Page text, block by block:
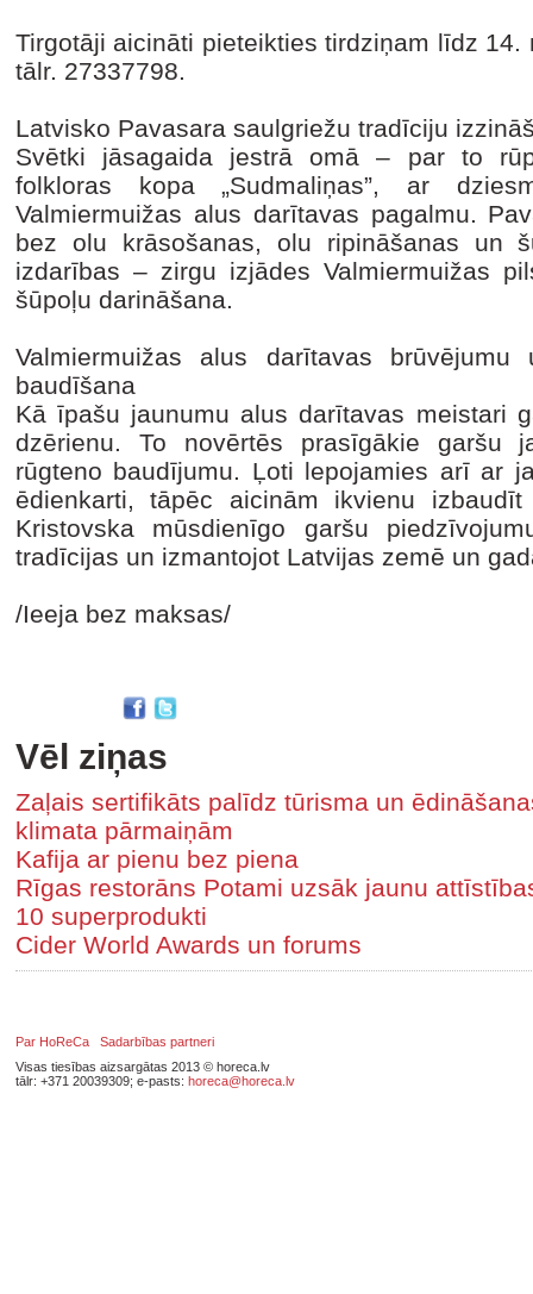
Tirgotāji aicināti pieteikties tirdziņam līdz
tālr. 27337798.
Latvisko Pavasara saulgriežu tradīciju
Svētki jāsagaida jestrā omā – par to
folkloras kopa „Sudmaliņas”, ar
Valmiermuižas alus darītavas pagalmu.
bez olu krāsošanas, olu ripināšanas un
izdarības – zirgu izjādes Valmiermuižas
šūpoļu darināšana.
Valmiermuižas alus darītavas
baudīšana
Kā īpašu jaunumu alus darītavas meistari
dzērienu. To novērtēs prasīgākie garšu
rūgteno baudījumu. Ļoti lepojamies arī ar
ēdienkarti, tāpēc aicinām ikvienu
Kristovska mūsdienīgo garšu
tradīcijas un izmantojot Latvijas zemē un
/Ieeja bez maksas/
Vēl ziņas
Zaļais sertifikāts palīdz tūrisma un
klimata pārmaiņām
Kafija ar pienu bez piena
Rīgas restorāns Potami uzsāk jaunu
10 superprodukti
Cider World Awards un forums
Par HoReCa
Sadarbības partneri
Visas tiesības aizsargātas 2013 © horeca.lv
tālr: +371 20039309; e-pasts: horeca@horeca.lv